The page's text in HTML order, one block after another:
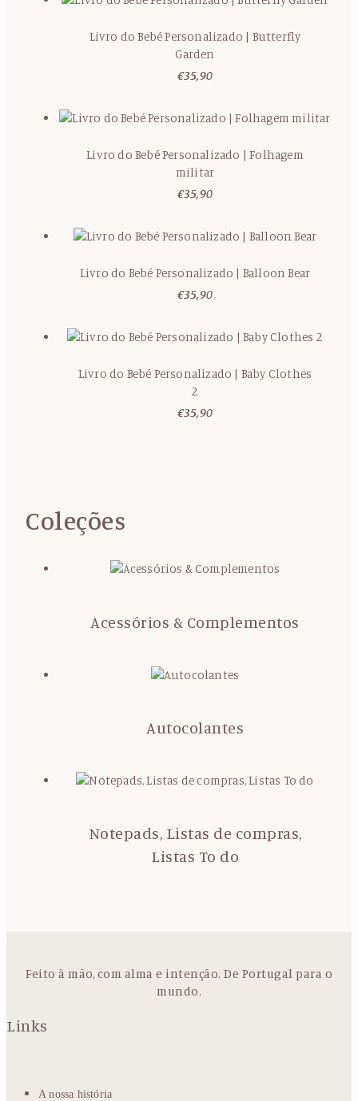
Livro do Bebé Personalizado | Butterfly
Garden
€35,90
Livro do Bebé Personalizado | Folhagem
militar
€35,90
Livro do Bebé Personalizado | Balloon Bear
€35,90
Livro do Bebé Personalizado | Baby Clothes
2
€35,90
Coleções
Acessórios & Complementos
Autocolantes
Notepads, Listas de compras,
Listas To do
Feito à mão, com alma e intenção. De Portugal para o
mundo.
Links
A nossa história